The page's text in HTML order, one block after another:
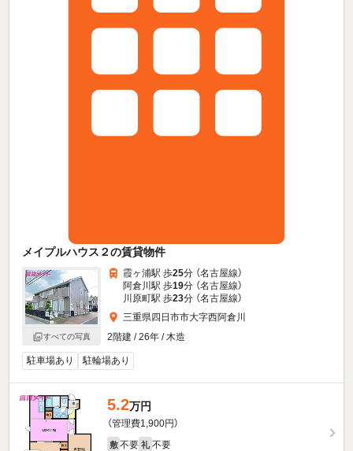
メイプルハウス２の賃貸物件
すべての写真
霞ヶ浦駅 歩25分 （名古屋線）
阿倉川駅 歩19分 （名古屋線）
川原町駅 歩23分 （名古屋線）
三重県四日市市大字西阿倉川
2階建 / 26年 / 木造
駐車場あり 駐輪場あり
5.2万円
（管理費1,900円）
敷 不要 礼 不要